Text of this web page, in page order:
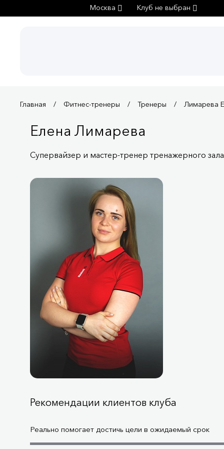
Москва Клуб не выбран
Главная Фитнес-тренеры Тренеры Лимарева
Елена Лимарева
Супервайзер и мастер-тренер тренажерного зала
Рекомендации клиентов клуба
Реально помогает достичь цели в ожидаемый срок